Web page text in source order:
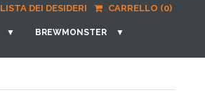
LISTA DEI DESIDERI CARRELLO (0)
▼ BREWMONSTER
▼